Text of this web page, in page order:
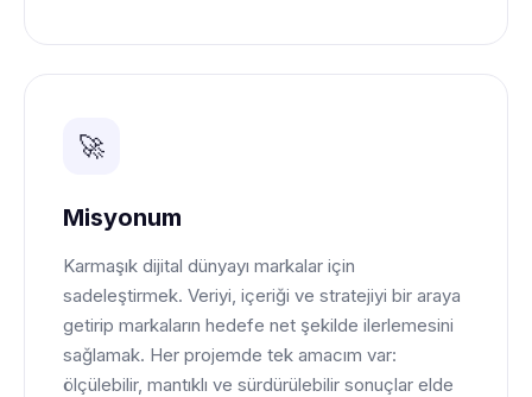
🚀
Misyonum
Karmaşık dijital dünyayı markalar için
sadeleştirmek. Veriyi, içeriği ve stratejiyi bir araya
getirip markaların hedefe net şekilde ilerlemesini
sağlamak. Her projemde tek amacım var:
ölçülebilir, mantıklı ve sürdürülebilir sonuçlar elde